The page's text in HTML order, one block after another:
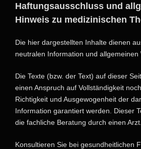
Haftungsausschluss und
Hinweis zu medizinischen
Die hier dargestellten Inhalte dienen
neutralen Information und allgemeinen
Die Texte (bzw. der Text) auf dieser
einen Anspruch auf Vollständigkeit
Richtigkeit und Ausgewogenheit der
Information garantiert werden. Dieser
die fachliche Beratung durch einen Arzt.
Konsultieren Sie bei gesundheitlichen